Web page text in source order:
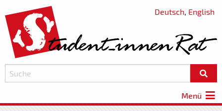
Deutsch, English
Menü